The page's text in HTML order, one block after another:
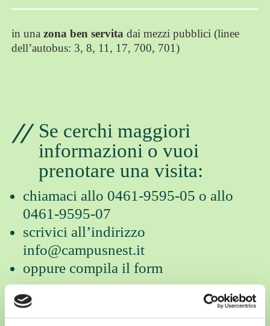
in una zona ben servita dai mezzi pubblici (linee
dell’autobus: 3, 8, 11, 17, 700, 701)
Se cerchi maggiori
informazioni o vuoi
prenotare una visita:
chiamaci allo 0461-9595-05 o allo
0461-9595-07
scrivici all’indirizzo
info@campusnest.it
oppure compila il form